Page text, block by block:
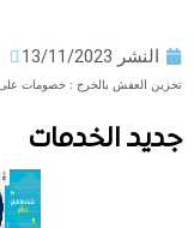
13/11/2023 التحديث 12/04/2026
بالخرج : خصومات على مدار العام
الخدمات